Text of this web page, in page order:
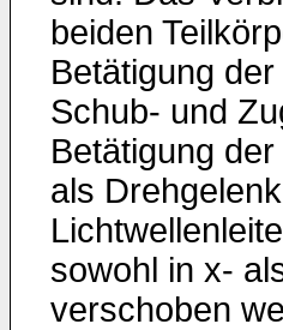
beiden
Betätigung
Schub- und
Betätigung
als
sowohl in x-
verschoben